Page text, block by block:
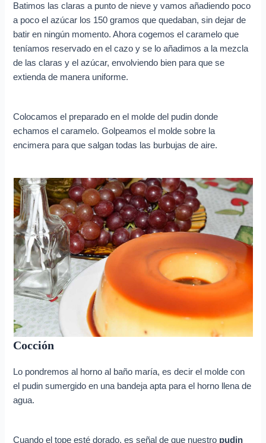
Batimos las claras a punto de nieve y vamos añadiendo poco
a poco el azúcar los 150 gramos que quedaban, sin dejar de
batir en ningún momento. Ahora cogemos el caramelo que
teníamos reservado en el cazo y se lo añadimos a la mezcla
de las claras y el azúcar, envolviendo bien para que se
extienda de manera uniforme.
Colocamos el preparado en el molde del pudin donde
echamos el caramelo. Golpeamos el molde sobre la
encimera para que salgan todas las burbujas de aire.
Cocción
Lo pondremos al horno al baño maría, es decir el molde con
el pudin sumergido en una bandeja apta para el horno llena de
agua.
Cuando el tope esté dorado, es señal de que nuestro pudin